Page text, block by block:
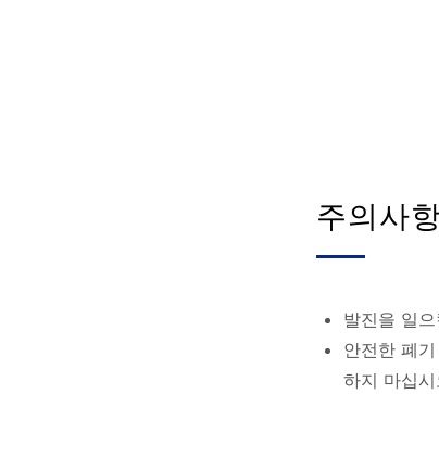
주의사
발진을 일
안전한 폐
하지 마십시